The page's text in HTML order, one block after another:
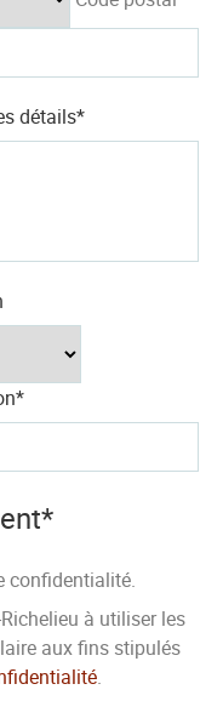
détails*
*
*
confidentialité.
à utiliser les
aux fins stipulés
.